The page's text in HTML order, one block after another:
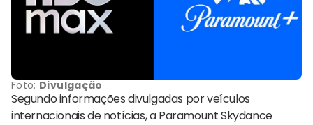
Foto: Divulgação
Segundo informações divulgadas por veículos
internacionais de notícias, a Paramount Skydance